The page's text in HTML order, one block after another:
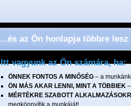
...és az Ön honlapja többre lesz
Itt vagyunk az Ön számára, ha:
ÖNNEK FONTOS A MINŐSÉG – a
ÖN MÁS AKAR LENNI, MINT A TÖBBIEK
MÉRTÉKRE SZABOTT
megkönnyítik a munkáját!